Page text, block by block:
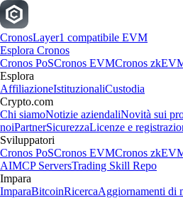
CronosLayer1 compatibile EVM
Esplora Cronos
Cronos PoSCronos EVMCronos
Esplora
AffiliazioneIstituzionaliCustodia
Crypto.com
Chi siamoNotizie aziendaliNovità sui
noiPartnerSicurezzaLicenze e
Sviluppatori
Cronos PoSCronos EVMCronos
AIMCP ServersTrading Skill Repo
Impara
ImparaBitcoinRicercaAggiornamenti di